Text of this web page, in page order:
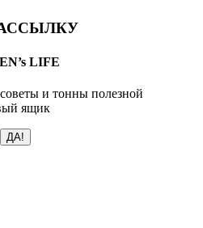
LIFE
и тонны полезной
ящик
ДА!